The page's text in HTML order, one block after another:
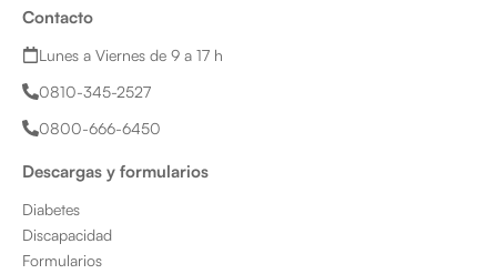
a
Contacto
Lunes a Viernes de 9 a 17 h
0810-345-2527
0800-666-6450
Descargas y formularios
Diabetes
Discapacidad
Formularios